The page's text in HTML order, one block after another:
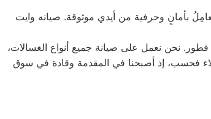
بأمانٍ وحرفية من أيدي موثوقة. صيانه وايت
قطور. نحن نعمل على صيانة جميع أنواع الغسالات،
كيلو و 14 كيلو. جميع أنواع المنتجات لا تقتصر على هؤلاء فحسب، إذ أصبحنا في المقدمة وقادة في سوق